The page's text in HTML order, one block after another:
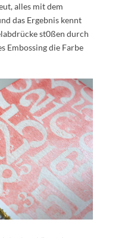
alles mit dem
das Ergebnis kennt
st0ßen durch
Embossing die Farbe